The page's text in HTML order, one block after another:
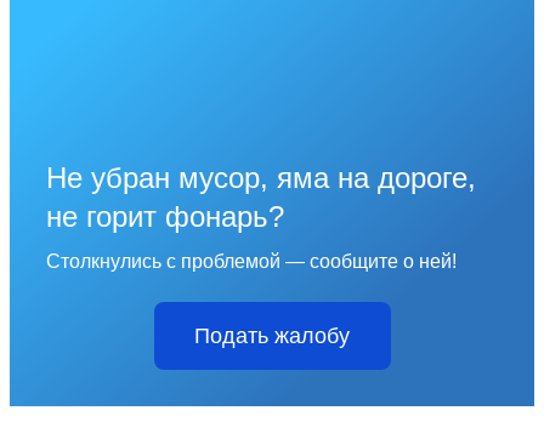
Не убран мусор, яма на дороге,
не горит фонарь?
Столкнулись с проблемой — сообщите о ней!
Подать жалобу